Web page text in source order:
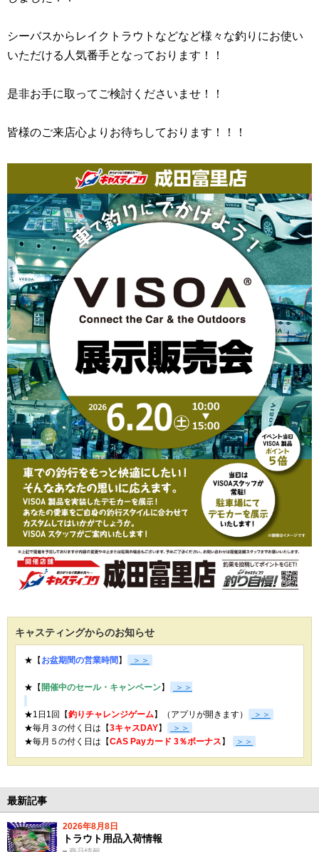
シーバスからレイクトラウトなどなど様々な釣りにお使い
いただける人気番手となっております！！
是非お手に取ってご検討くださいませ！！
皆様のご来店心よりお待ちしております！！！
キャスティングからのお知らせ
★【お盆期間の営業時間】 ＞＞
★【開催中のセール・キャンペーン】 ＞＞
★1日1回【釣りチャレンジゲーム】（アプリが開きます）
＞＞
★毎月３の付く日は【3キャスDAY】
＞＞
★毎月５の付く日は【CAS Payカード 3％ボーナス】 ＞＞
最新記事
2026年8月8日
トラウト用品入荷情報